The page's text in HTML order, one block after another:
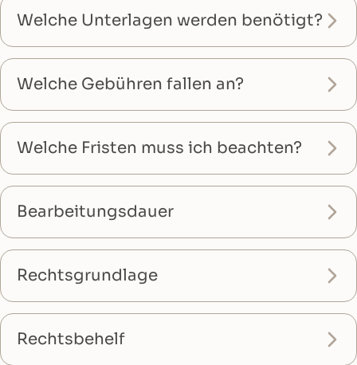
Welche Unterlagen werden benötigt?
Welche Gebühren fallen an?
Welche Fristen muss ich beachten?
Bearbeitungsdauer
Rechtsgrundlage
Rechtsbehelf